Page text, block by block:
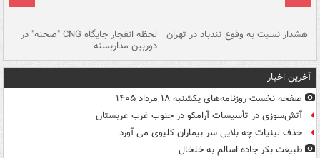
هشدار نسبت به وفوع تندباد در تهران لحظه انفجار جایگاه CNG "صحنه" در
دوربین مداربسته
آخرین اخبار
صفحه نخست روزنامه‌های یکشنبه ۱۸ مرداد ۱۴۰۵
آتش‌سوزی در تأسیسات آرامکو در جنوب غرب عربستان
حذف لبنیات چه بلایی سر بیماران کلیوی می آورد
طبیعت بکر جاده اسالم به خلخال